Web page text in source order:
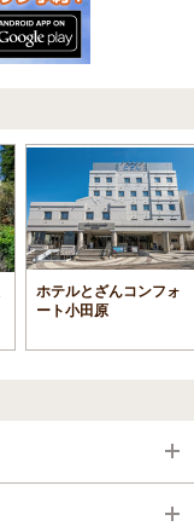
ホテルとざんコンフォ
ート小田原